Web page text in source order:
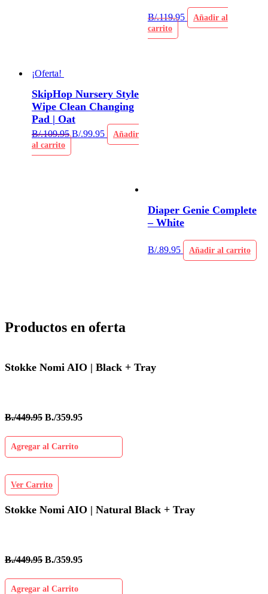
B/.119.95
Añadir al
carrito
¡Oferta!
SkipHop Nursery Style
Wipe Clean Changing
Pad | Oat
B/.109.95 B/.99.95
Añadir
al carrito
Diaper Genie Complete
– White
B/.89.95 Añadir al carrito
Productos en oferta
Stokke Nomi AIO | Black + Tray
B./449.95 B./359.95
Agregar al Carrito
Ver Carrito
Stokke Nomi AIO | Natural Black + Tray
B./449.95 B./359.95
Agregar al Carrito